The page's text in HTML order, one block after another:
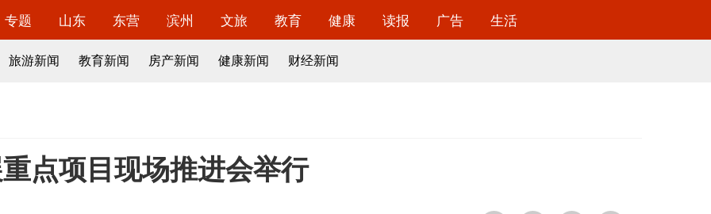
专题 山东 东营 滨州 文旅 教育 健康 读报 广告 生活
旅游新闻 教育新闻 房产新闻 健康新闻 财经新闻
点项目现场推进会举行